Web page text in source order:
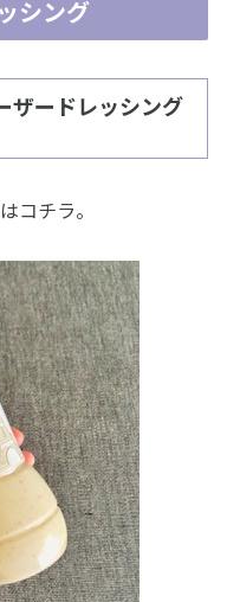
シング
ザードレッシング
コチラ。